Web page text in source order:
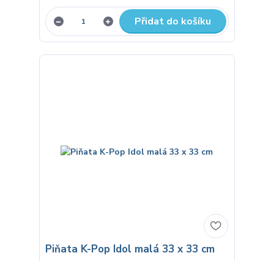
Přidat do košíku
Piňata K-Pop Idol malá 33 x 33 cm